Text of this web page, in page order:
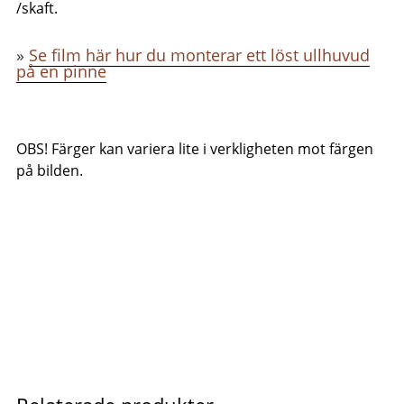
/skaft.
» Se film här hur du monterar ett löst ullhuvud
på en pinne
OBS! Färger kan variera lite i verkligheten mot färgen
på bilden.